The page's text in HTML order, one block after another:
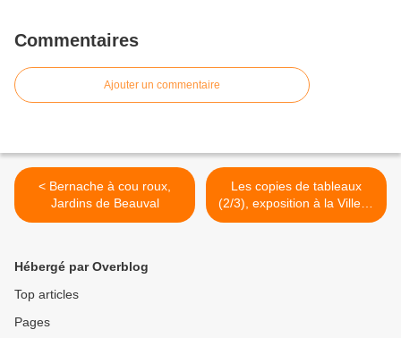
Commentaires
Ajouter un commentaire
< Bernache à cou roux,
Jardins de Beauval
Les copies de tableaux
(2/3), exposition à la Villette
>
Hébergé par Overblog
Top articles
Pages